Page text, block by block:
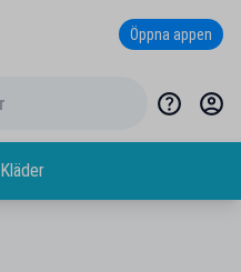
Öppna appen
Kläder